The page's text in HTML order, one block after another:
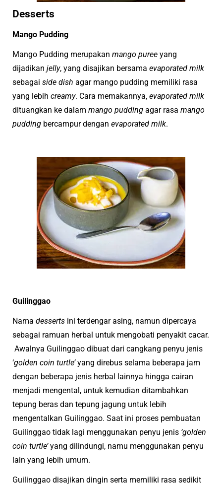
Desserts
Mango Pudding
Mango Pudding merupakan mango puree yang
dijadikan jelly, yang disajikan bersama evaporated milk
sebagai side dish agar mango pudding memiliki rasa
yang lebih creamy. Cara memakannya, evaporated milk
dituangkan ke dalam mango pudding agar rasa mango
pudding bercampur dengan evaporated milk.
Guilinggao
Nama desserts ini terdengar asing, namun dipercaya
sebagai ramuan herbal untuk mengobati penyakit cacar.
Awalnya Guilinggao dibuat dari cangkang penyu jenis
‘golden coin turtle’yang direbus selama beberapa jam
dengan beberapa jenis herbal lainnya hingga cairan
menjadi mengental, untuk kemudian ditambahkan
tepung beras dan tepung jagung untuk lebih
mengentalkan Guilinggao. Saat ini proses pembuatan
Guilinggao tidak lagi menggunakan penyu jenis ‘golden
coin turtle’yang dilindungi, namu menggunakan penyu
lain yang lebih umum.
Guilinggao disajikan dingin serta memiliki rasa sedikit